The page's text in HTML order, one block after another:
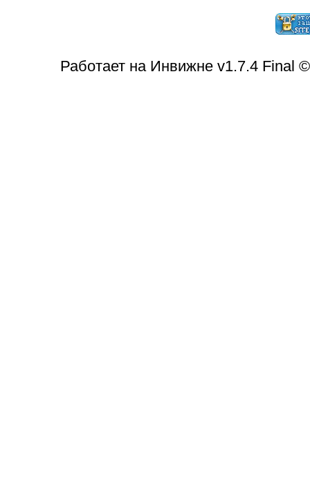
Работает на Инвижне v1.7.4 Final